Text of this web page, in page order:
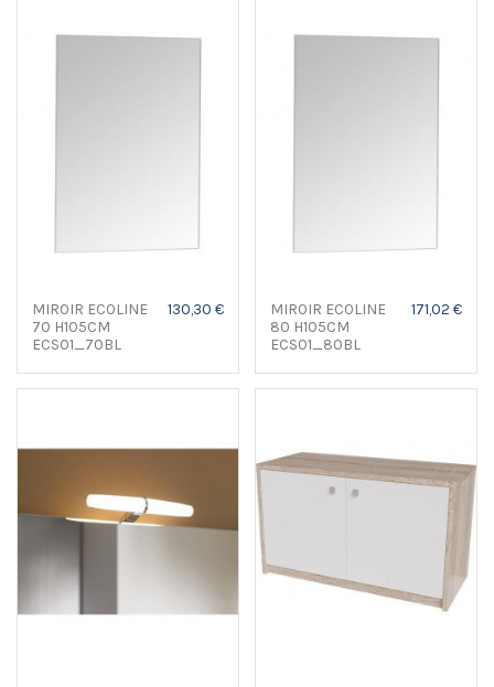
MIROIR ECOLINE
70 H105CM
ECS01_70BL
130,30 €
MIROIR ECOLINE
80 H105CM
ECS01_80BL
171,02 €